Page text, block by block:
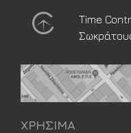
Time
ΧΡΗΣΙΜΑ